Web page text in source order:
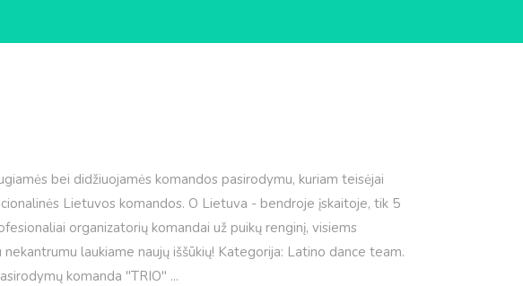
bei didžiuojamės komandos pasirodymu, kuriam teisėjai
Lietuvos komandos. O Lietuva - bendroje įskaitoje, tik 5
organizatorių komandai už puikų renginį, visiems
laukiame naujų iššūkių! Kategorija: Latino dance team.
komanda "TRIO"